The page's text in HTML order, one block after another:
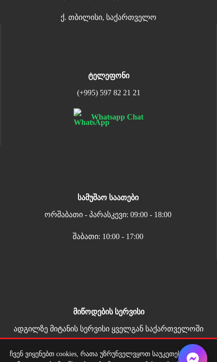
ქ. თბილისი, საქართველო
ტელეფონი
(+995) 597 82 21 21
Whatsapp Chat
სამუშაო საათები
ორშაბათი - პარასკევი: 09:00 - 18:00
შაბათი: 10:00 - 17:00
მიწოდების სერვისი
ადგილზე მიტანის სერვისი ყველგან საქართველოში
ჩვენ ვიყენებთ cookies, რათა უზრუნველვყოთ საუკეთესო